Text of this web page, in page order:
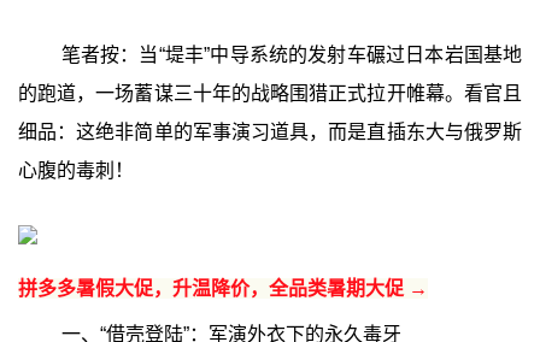
笔者按：当“堤丰”中导系统的发射车碾过日本岩国基地
的跑道，一场蓄谋三十年的战略围猎正式拉开帷幕。看官且
细品：这绝非简单的军事演习道具，而是直插东大与俄罗斯
心腹的毒刺！
拼多多暑假大促，升温降价，全品类暑期大促 →
一、“借壳登陆”：军演外衣下的永久毒牙